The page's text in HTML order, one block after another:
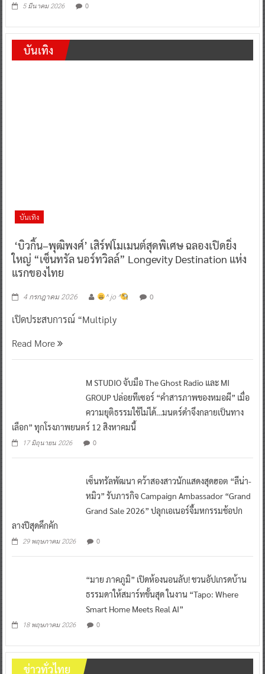
5 มีนาคม 2026 0
บันเทิง
บันเทิง
‘บิวกิ้น–พุฒิพงศ์’ เสิร์ฟโมเมนต์สุดพิเศษ ฉลองเปิดยิ่ง
ใหญ่ “เซ็นทรัล นอร์ทวิลล์” Longevity Destination แห่ง
แรกของไทย
4 กรกฎาคม 2026 ^ jo ^ 0
เปิดประสบการณ์ “Multiply
Read More
M STUDIO จับมือ The Ghost Radio และ MI
GROUP ปล่อยทีเซอร์ “คำสารภาพของหมอผี” เมื่อ
ความยุติธรรมใช้ไม่ได้…มนตร์ดำจึงกลายเป็นทาง
เลือก” ทุกโรงภาพยนตร์ 12 สิงหาคมนี้
17 มิถุนายน 2026 0
เซ็นทรัลพัฒนา คว้าสองสาวนักแสดงสุดฮอต “ลีน่า-
หมิว” รับภารกิจ Campaign Ambassador “Grand
Grand Sale 2026” ปลุกเอเนอร์จี้มหกรรมช้อปก
ลางปีสุดคึกคัก
29 พฤษภาคม 2026 0
“มาย ภาคภูมิ” เปิดห้องนอนลับ! ชวนอัปเกรดบ้าน
ธรรมดาให้สมาร์ทขั้นสุด ในงาน “Tapo: Where
Smart Home Meets Real AI”
18 พฤษภาคม 2026 0
ข่าวทั่วไทย